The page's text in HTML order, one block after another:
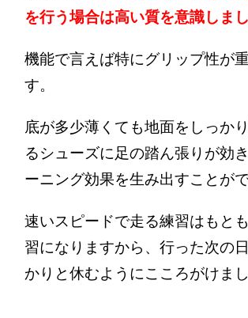
を行う場合は高い質を意識しまし
機能で言えば特にグリップ性が
す。
底が多少薄くても地面をしっか
るシューズに足の踏ん張りが効
ーニング効果を生み出すことがで
速いスピードで走る練習はもと
習になりますから、行った次の
かりと休むようにこころがけま